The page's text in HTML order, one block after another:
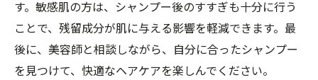
す。敏感肌の方は、シャンプー後のすすぎも十分に行う
ことで、残留成分が肌に与える影響を軽減できます。最
後に、美容師と相談しながら、自分に合ったシャンプー
を見つけて、快適なヘアケアを楽しんでください。